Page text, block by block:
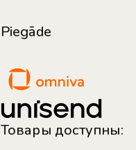
Piegāde
Товары доступны: